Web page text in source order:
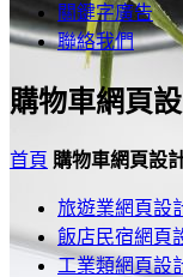
關鍵字廣告
聯絡我們
購物車網頁設
首頁 購物車網頁設
旅遊業網頁設
飯店民宿網頁
工業類網頁設